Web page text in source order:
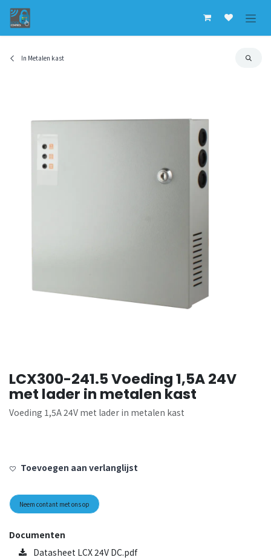
In Metalen kast
LCX300-241.5 Voeding 1,5A 24V
met lader in metalen kast
Voeding 1,5A 24V met lader in metalen kast
Toevoegen aan verlanglijst
Neem contant met ons op
Documenten
Datasheet LCX 24V DC.pdf